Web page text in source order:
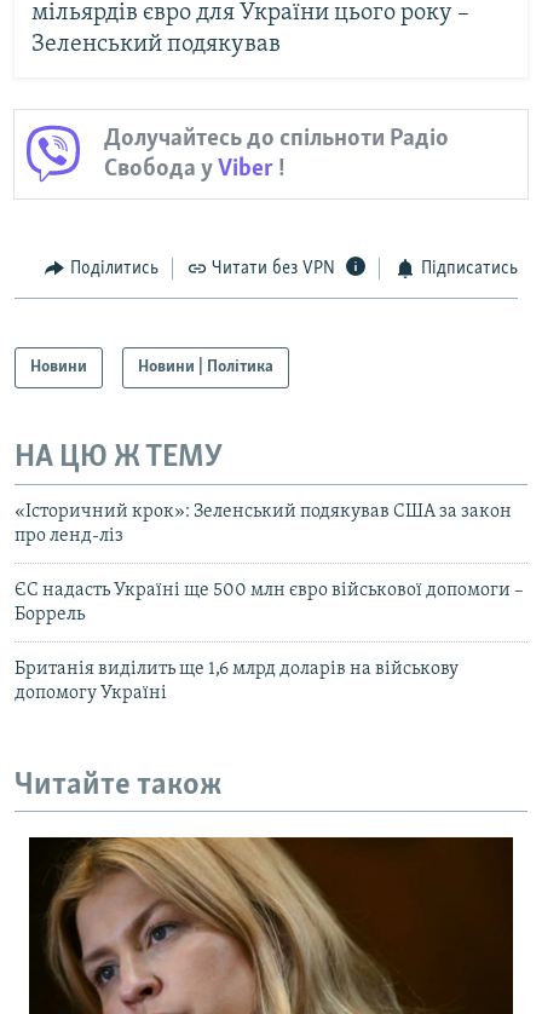
мільярдів євро для України цього року –
Зеленський подякував
Долучайтесь до спільноти Радіо
Свобода уViber !
Поділитись Читати без VPN Підписатись
Новини Новини | Політика
НА ЦЮ Ж ТЕМУ
«Історичний крок»: Зеленський подякував США за закон
про ленд-ліз
ЄС надасть Україні ще 500 млн євро військової допомоги –
Боррель
Британія виділить ще 1,6 млрд доларів на військову
допомогу Україні
Читайте також